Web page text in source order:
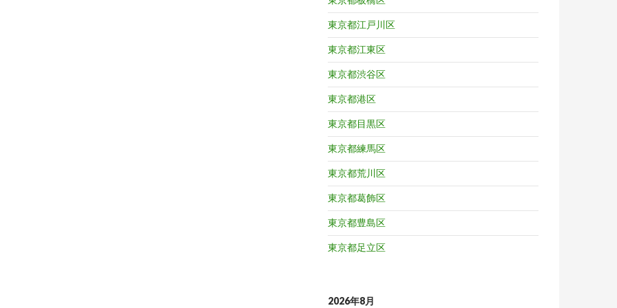
東京都江戸川区
東京都江東区
東京都渋谷区
東京都港区
東京都目黒区
東京都練馬区
東京都荒川区
東京都葛飾区
東京都豊島区
東京都足立区
2026年8月